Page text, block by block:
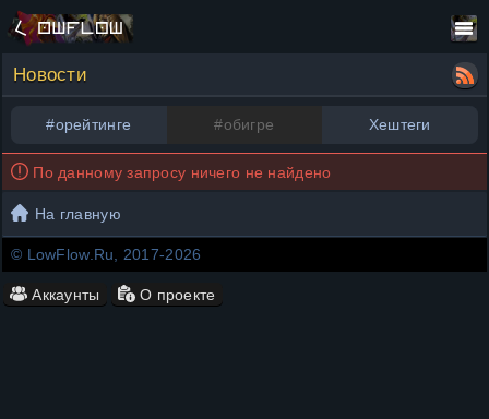
Новости
#орейтинге #обигре Хештеги
По данному запросу ничего не найдено
На главную
© LowFlow.Ru, 2017-2026
Аккаунты О проекте